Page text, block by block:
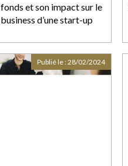
fonds et son impact sur le
business d’une start-up
Publié le :28/02/2024